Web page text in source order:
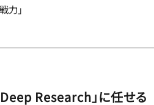
力」
Research」に任せる